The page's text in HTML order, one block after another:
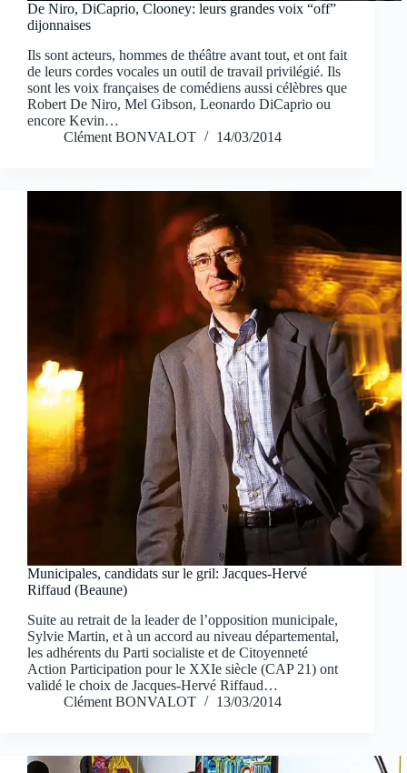
De Niro, DiCaprio, Clooney: leurs grandes voix “off”
dijonnaises
Ils sont acteurs, hommes de théâtre avant tout, et ont fait
de leurs cordes vocales un outil de travail privilégié. Ils
sont les voix françaises de comédiens aussi célèbres que
Robert De Niro, Mel Gibson, Leonardo DiCaprio ou
encore Kevin…
Clément BONVALOT
14/03/2014
Municipales, candidats sur le gril: Jacques-Hervé
Riffaud (Beaune)
Suite au retrait de la leader de l’opposition municipale,
Sylvie Martin, et à un accord au niveau départemental,
les adhérents du Parti socialiste et de Citoyenneté
Action Participation pour le XXIe siècle (CAP 21) ont
validé le choix de Jacques-Hervé Riffaud…
Clément BONVALOT
13/03/2014